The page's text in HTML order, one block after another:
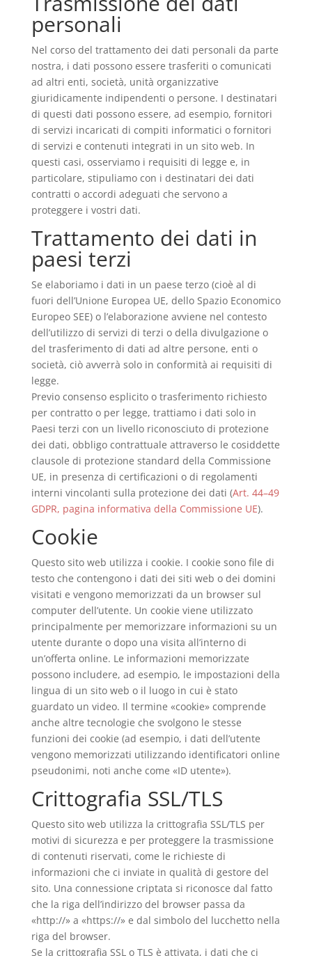
personali
Nel corso del trattamento dei dati personali da parte
nostra, i dati possono essere trasferiti o comunicati
ad altri enti, società, unità organizzative
giuridicamente indipendenti o persone. I destinatari
di questi dati possono essere, ad esempio, fornitori
di servizi incaricati di compiti informatici o fornitori
di servizi e contenuti integrati in un sito web. In
questi casi, osserviamo i requisiti di legge e, in
particolare, stipuliamo con i destinatari dei dati
contratti o accordi adeguati che servono a
proteggere i vostri dati.
Trattamento dei dati in
paesi terzi
Se elaboriamo i dati in un paese terzo (cioè al di
fuori dell’Unione Europea UE, dello Spazio Economico
Europeo SEE) o l’elaborazione avviene nel contesto
dell’utilizzo di servizi di terzi o della divulgazione o
del trasferimento di dati ad altre persone, enti o
società, ciò avverrà solo in conformità ai requisiti di
legge.
Previo consenso esplicito o trasferimento richiesto
per contratto o per legge, trattiamo i dati solo in
Paesi terzi con un livello riconosciuto di protezione
dei dati, obbligo contrattuale attraverso le cosiddette
clausole di protezione standard della Commissione
UE, in presenza di certificazioni o di regolamenti
interni vincolanti sulla protezione dei dati (Art. 44–49
GDPR, pagina informativa della Commissione UE).
Cookie
Questo sito web utilizza i cookie. I cookie sono file di
testo che contengono i dati dei siti web o dei domini
visitati e vengono memorizzati da un browser sul
computer dell’utente. Un cookie viene utilizzato
principalmente per memorizzare informazioni su un
utente durante o dopo una visita all’interno di
un’offerta online. Le informazioni memorizzate
possono includere, ad esempio, le impostazioni della
lingua di un sito web o il luogo in cui è stato
guardato un video. Il termine «cookie» comprende
anche altre tecnologie che svolgono le stesse
funzioni dei cookie (ad esempio, i dati dell’utente
vengono memorizzati utilizzando identificatori online
pseudonimi, noti anche come «ID utente»).
Crittografia SSL/TLS
Questo sito web utilizza la crittografia SSL/TLS per
motivi di sicurezza e per proteggere la trasmissione
di contenuti riservati, come le richieste di
informazioni che ci inviate in qualità di gestore del
sito. Una connessione criptata si riconosce dal fatto
che la riga dell’indirizzo del browser passa da
«http://» a «https://» e dal simbolo del lucchetto nella
riga del browser.
Se la crittografia SSL o TLS è attivata, i dati che ci